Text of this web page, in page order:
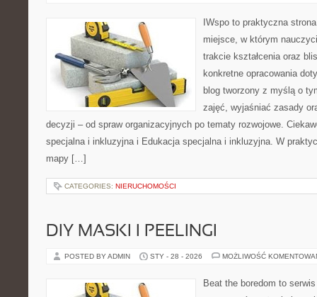
IWspo to praktyczna
miejsce, w którym
trakcie kształcenia oraz
konkretne opracowania
blog tworzony z myślą o
zajęć, wyjaśniać zasady
decyzji – od spraw organizacyjnych po tematy rozwojowe.
specjalna i inkluzyjna i Edukacja specjalna i inkluzyjna. W
mapy […]
CATEGORIES: NIERUCHOMOŚCI
DIY MASKI I PEELINGI
POSTED BY ADMIN STY - 28 - 2026 MOŻLIWOŚĆ
Beat the boredom to